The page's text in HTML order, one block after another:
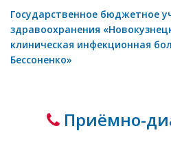
Государственное бюджетное
здравоохранения
клиническая инфекционная
Бессоненко»
Приёмно-